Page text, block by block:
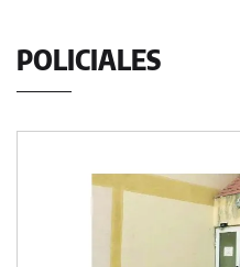
POLICIALES